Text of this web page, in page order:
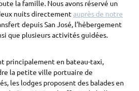
la famille. Nous avons réservé un
nuits directement auprès de notre
depuis San José, l’hébergement
que plusieurs activités guidées.
principalement en bateau-taxi,
la petite ville portuaire de
les lodges proposent des balades en